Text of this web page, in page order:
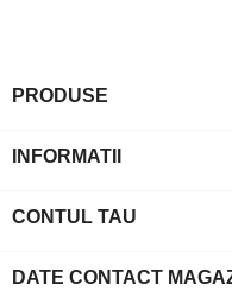
PRODUSE
INFORMATII
CONTUL TAU
DATE CONTACT